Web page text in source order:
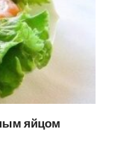
яйцом